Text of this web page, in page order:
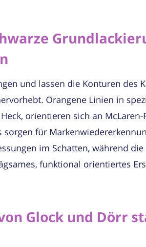
und lassen die Konturen des
Orangene Linien in
orientieren sich an
für
im Schatten, während
funktional orientiertes
Glock und Dörr